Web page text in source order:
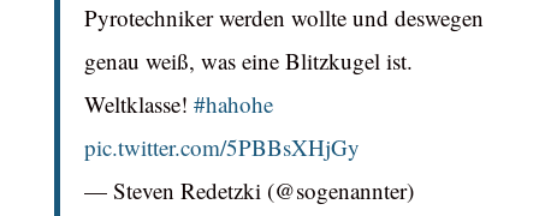
Pyrotechniker werden wollte und deswegen
genau weiß, was eine Blitzkugel ist.
Weltklasse! #hahohe
pic.twitter.com/5PBBsXHjGy
— Steven Redetzki (@sogenannter)